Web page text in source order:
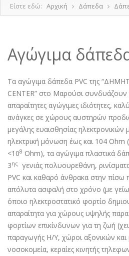
Είστε εδώ: Αρχική Δάπεδα
Αγώγιμα
Τα αγώγιμα δάπεδα PVC της
CENTER” στο Μαρούσι συνδυάζουν
απαραίτητες αγώγιμες ιδιότητες,
ανάγκες σε χώρους αυστηρών
μεγάλης ευαισθησίας
ηλεκτρική μόνωση έως και 104 Ohm
<108 Ohm), τα αγώγιμα πλαστικά
3ης
γενιάς πολυουρεθάνη,
PVC και καθαρό άνθρακα στην πίσω
απόλυτα ασφαλή στο χρόνο (με
όποιο ηλεκτροστατικό φορτίο
απαραίτητα για χώρους υψηλής
φορτίων επικίνδυνων για τη ζωή
παραγωγής Η/Υ, χώροι αξονικών
νοσοκομεία, κεραίες κινητής